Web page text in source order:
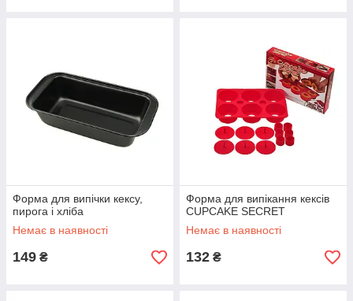
Форма для випічки кексу,
пирога і хліба
Немає в наявності
149 ₴
Форма для випікання кексів
CUPCAKE SECRET
Немає в наявності
132 ₴